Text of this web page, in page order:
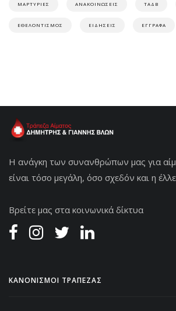
ΜΑΡΤΥΡΙΕΣ ΑΝΑΚΟΙΝΩΣΕΙΣ ΤΑΔΒ
ΕΘΕΛΟΝΤΙΣΜΟΣ ΕΙΔΗΣΕΙΣ ΕΓΓΡΑΦΑ
Η ανάγκη των συνανθρώπων μας για
είναι τόσο μεγάλη, όσο σχεδόν και η
Βρείτε μας στα κοινωνικά δίκτυα
ΚΑΝΟΝΙΣΜΟΙ ΤΡΑΠΕΖΑΣ